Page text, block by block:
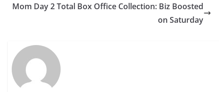
Mom Day 2 Total Box Office Collection: Biz Boosted
on Saturday